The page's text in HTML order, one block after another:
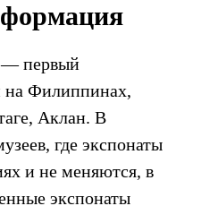
— первый
на Филиппинах,
Аклан. В
где экспонаты
и не меняются, в
экспонаты